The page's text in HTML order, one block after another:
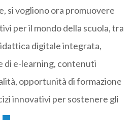
si vogliono ora promuovere
per il mondo della scuola, tra
digitale integrata,
di e-learning, contenuti
opportunità di formazione
innovativi per sostenere gli